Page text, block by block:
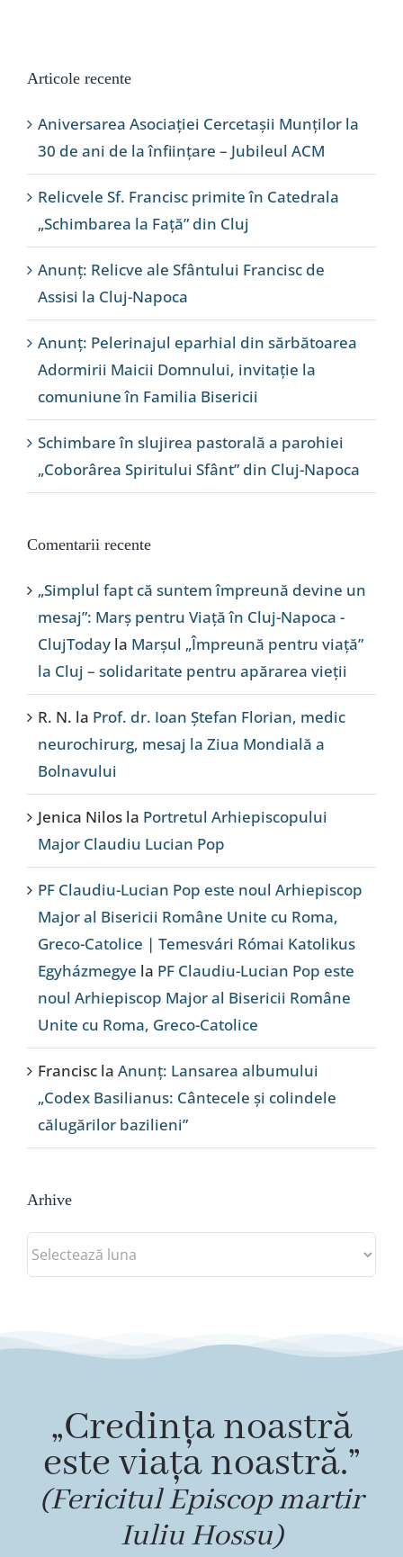
Articole recente
Aniversarea Asociației Cercetașii Munților la
30 de ani de la înființare – Jubileul ACM
Relicvele Sf. Francisc primite în Catedrala
„Schimbarea la Față” din Cluj
Anunț: Relicve ale Sfântului Francisc de
Assisi la Cluj-Napoca
Anunț: Pelerinajul eparhial din sărbătoarea
Adormirii Maicii Domnului, invitație la
comuniune în Familia Bisericii
Schimbare în slujirea pastorală a parohiei
„Coborârea Spiritului Sfânt” din Cluj-Napoca
Comentarii recente
„Simplul fapt că suntem împreună devine un
mesaj”: Marș pentru Viață în Cluj-Napoca -
ClujToday la Marșul „Împreună pentru viață”
la Cluj – solidaritate pentru apărarea vieții
R. N. la Prof. dr. Ioan Ștefan Florian, medic
neurochirurg, mesaj la Ziua Mondială a
Bolnavului
Jenica Nilos la Portretul Arhiepiscopului
Major Claudiu Lucian Pop
PF Claudiu-Lucian Pop este noul Arhiepiscop
Major al Bisericii Române Unite cu Roma,
Greco-Catolice | Temesvári Római Katolikus
Egyházmegye la PF Claudiu-Lucian Pop este
noul Arhiepiscop Major al Bisericii Române
Unite cu Roma, Greco-Catolice
Francisc la Anunț: Lansarea albumului
„Codex Basilianus: Cântecele și colindele
călugărilor bazilieni”
Arhive
Arhive
„Credința noastră
este viața noastră.”
(Fericitul Episcop martir
Iuliu Hossu)